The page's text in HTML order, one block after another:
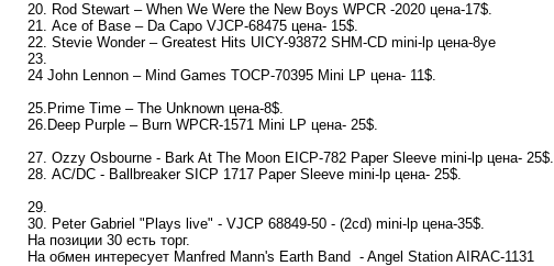
20. Rod Stewart – When We Were the New Boys WPCR -2020 цена-17$.
21. Ace of Base – Da Capo VJCP-68475 цена- 15$.
22. Stevie Wonder ‎– Greatest Hits UICY-93872 SHM-CD mini-lp цена-8уе
23.
24 John Lennon – Mind Games TOCP-70395 Mini LP цена- 11$.
25.Prime Time – The Unknown цена-8$.
26.Deep Purple – Burn WPCR-1571 Mini LP цена- 25$.
27. Ozzy Osbourne - Bark At The Moon EICP-782 Paper Sleeve mini-lp цена- 25$.
28. AC/DC - Ballbreaker SICP 1717 Paper Sleeve mini-lp цена- 25$.
29.
30. Peter Gabriel "Plays live" - VJCP 68849-50 - (2cd) mini-lp цена-35$.
На позиции 30 есть торг.
На обмен интересует Manfred Mann's Earth Band ‎ - Angel Station AIRAC-1131